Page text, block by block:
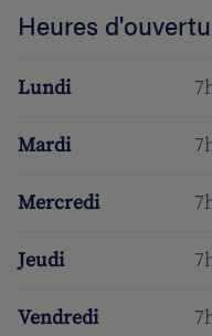
Heures
Lundi
Mardi
Mercredi
Jeudi
Vendredi